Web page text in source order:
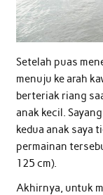
Setelah puas
menuju ke arah
berteriak riang
anak kecil.
kedua anak saya
permainan
125 cm).
Akhirnya, untuk